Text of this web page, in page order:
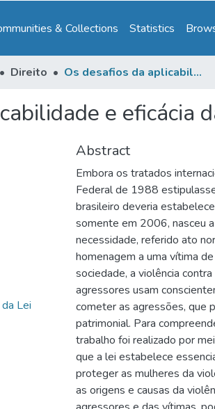
& Collections Statistics
Direito Os desafios da aplicabilidade e eficácia da Lei Maria da Penha
e eficácia
Lei
Abstract
Embora os tratados
Federal de 1988
brasileiro deveria
somente em 2006, nasceu
necessidade, referido ato
homenagem a uma vítima
sociedade, a violência
agressores usam
cometer as agressões, que
patrimonial. Para
trabalho foi realizado por
que a lei estabelece
proteger as mulheres da
as origens e causas da